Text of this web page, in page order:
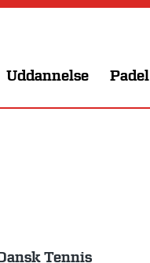
Uddannelse Padel
Tennis